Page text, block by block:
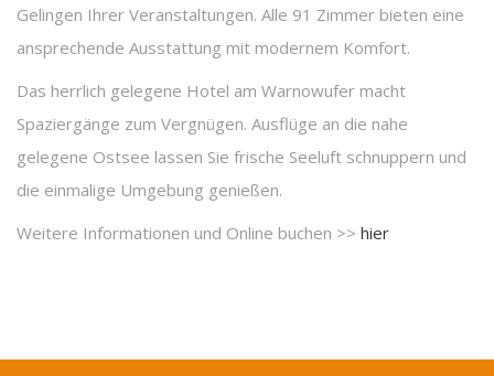
Gelingen Ihrer Veranstaltungen. Alle 91 Zimmer bieten eine
ansprechende Ausstattung mit modernem Komfort.
Das herrlich gelegene Hotel am Warnowufer macht
Spaziergänge zum Vergnügen. Ausflüge an die nahe
gelegene Ostsee lassen Sie frische Seeluft schnuppern und
die einmalige Umgebung genießen.
Weitere Informationen und Online buchen >> hier